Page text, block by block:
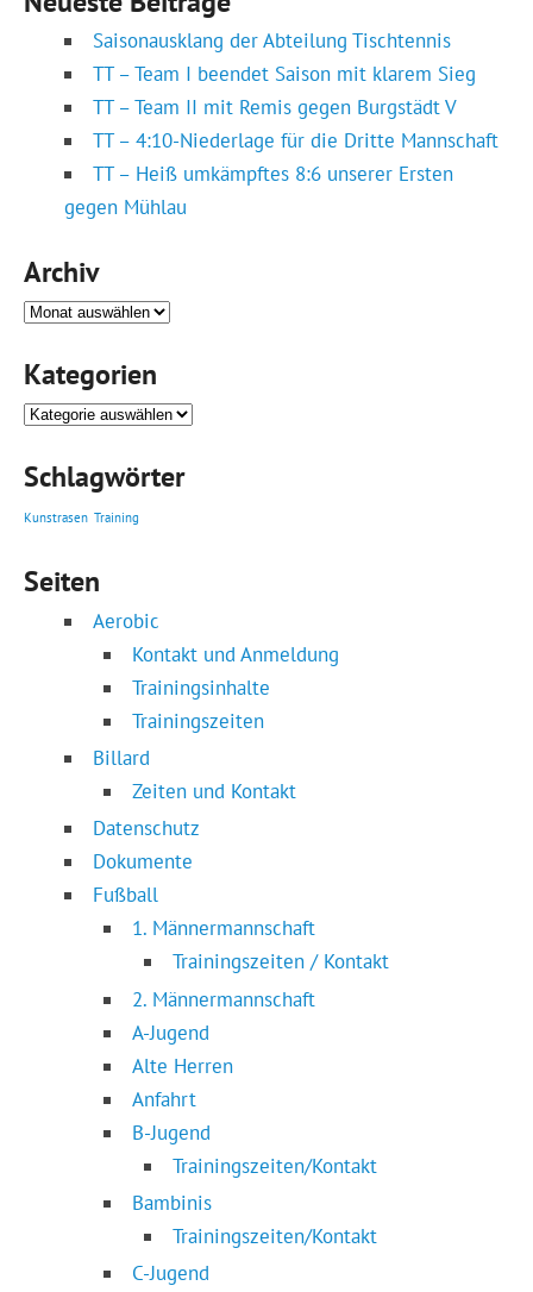
Saisonausklang der Abteilung Tischtennis
TT – Team I beendet Saison mit klarem Sieg
TT – Team II mit Remis gegen Burgstädt V
TT – 4:10-Niederlage für die Dritte Mannschaft
TT – Heiß umkämpftes 8:6 unserer Ersten
gegen Mühlau
Archiv
Archiv
Kategorien
Kategorien
Schlagwörter
Kunstrasen Training
Seiten
Aerobic
Kontakt und Anmeldung
Trainingsinhalte
Trainingszeiten
Billard
Zeiten und Kontakt
Datenschutz
Dokumente
Fußball
1. Männermannschaft
Trainingszeiten / Kontakt
2. Männermannschaft
A-Jugend
Alte Herren
Anfahrt
B-Jugend
Trainingszeiten/Kontakt
Bambinis
Trainingszeiten/Kontakt
C-Jugend